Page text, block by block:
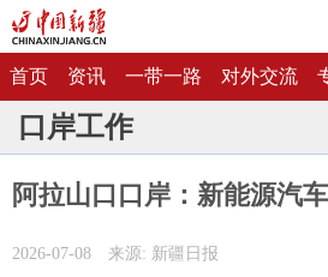
首页 资讯 一带一路 对外交流
口岸工作
阿拉山口口岸：新能源汽
2026-07-08 来源: 新疆日报